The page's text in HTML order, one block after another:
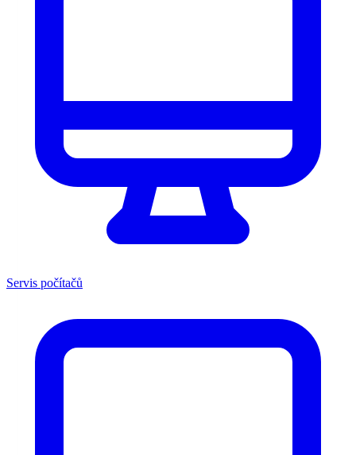
Servis počítačů